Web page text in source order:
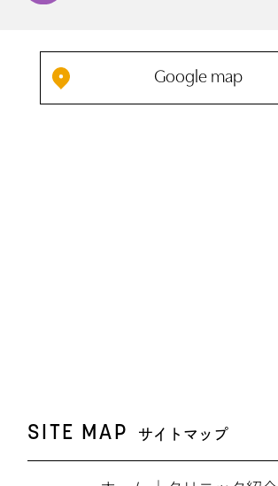
Google map
SITE MAP サイトマップ